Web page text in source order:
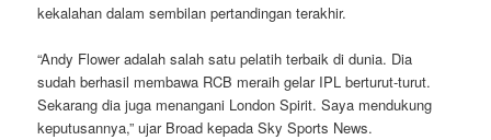
kekalahan dalam sembilan pertandingan terakhir.
“Andy Flower adalah salah satu pelatih terbaik di dunia. Dia
sudah berhasil membawa RCB meraih gelar IPL berturut-turut.
Sekarang dia juga menangani London Spirit. Saya mendukung
keputusannya,” ujar Broad kepada Sky Sports News.